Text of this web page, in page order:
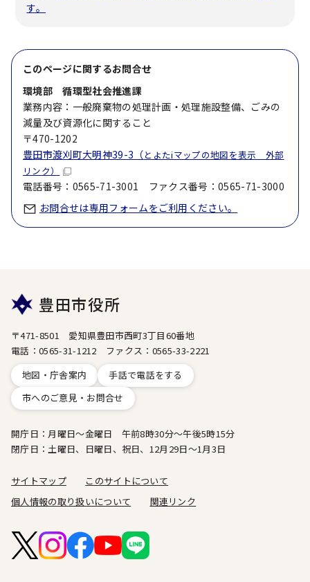
す。
このページに関するお問合せ
環境部 循環型社会推進課
業務内容：一般廃棄物の処理計画・処理施設整備、ごみの
減量及び資源化に関すること
〒470-1202
豊田市渡刈町大明神39-3（とよたiマップの地図を表示 外部
リンク）
電話番号：0565-71-3001 ファクス番号：0565-71-3000
お問合せは専用フォームをご利用ください。
豊田市役所
〒471-8501 愛知県豊田市西町3丁目60番地
電話：0565-31-1212 ファクス：0565-33-2221
地図・庁舎案内
手話で電話をする
市へのご意見・お問合せ
開庁日：月曜日～金曜日 午前8時30分～午後5時15分
閉庁日：土曜日、日曜日、祝日、12月29日～1月3日
サイトマップ
このサイトについて
個人情報の取り扱いについて
関連リンク